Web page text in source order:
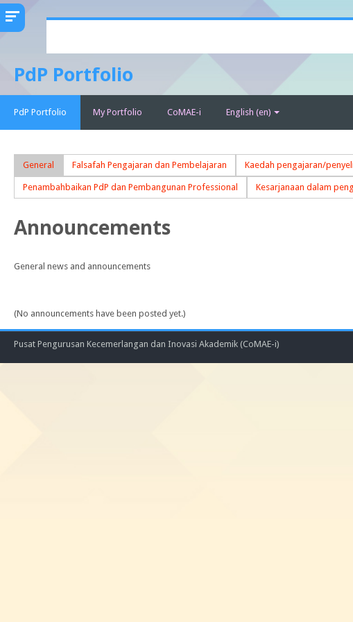
contentPdP Portfolio
PdP Portfolio My Portfolio CoMAE-i English ‎(en)‎
General Falsafah Pengajaran dan Pembelajaran Kaedah pengajaran/
Penambahbaikan PdP dan Pembangunan Professional Kesarjanaan dalam
Announcements
General news and announcements
(No announcements have been posted yet.)
Pusat Pengurusan Kecemerlangan dan Inovasi Akademik (CoMAE-i)